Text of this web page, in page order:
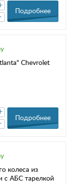
Подробнее
Chevrolet
Подробнее
колеса из
с АБС тарелкой